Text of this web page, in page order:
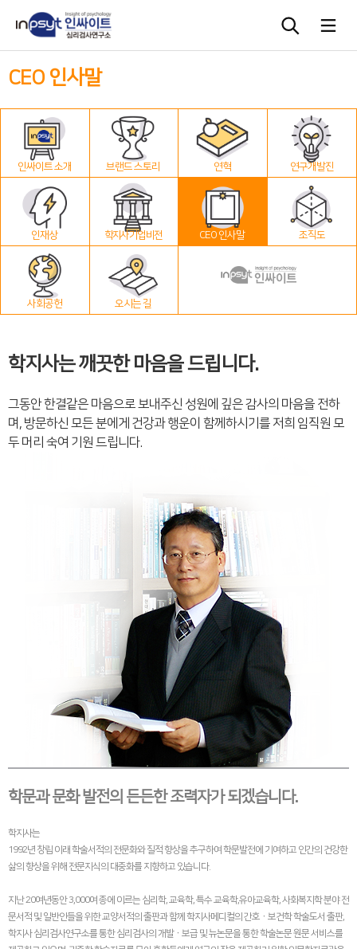
심리검사
상담도구
교육 워크숍
단체검사
CEO 인사말
인싸이트 소개 브랜드 스토리 연혁 연구개발진
인재상 학지사 기업 비전 CEO 인사말 조직도
사회공헌 오시는 길
학지사는 깨끗한 마음을 드립니다.
그동안 한결같은 마음으로 보내주신 성원에 깊은 감사의 마음을 전하
며, 방문하신 모든 분에게 건강과 행운이 함께하시기를 저희 임직원 모
두 머리 숙여 기원 드립니다.
학문과 문화 발전의 든든한 조력자가 되겠습니다.
학지사는
1992년 창립 이래 학술서적의 전문화와 질적 향상을 추구하여 학문발전에 기여하고 인간의 건강한
삶의 향상을 위해 전문지식의 대중화를 지향하고 있습니다.
지난 20여년동안 3,000여 종에 이르는 심리학, 교육학, 특수 교육학,유아교육학, 사회복지학 분야 전
문서적 및 일반인들을 위한 교양서적의 출판과 함께 학지사메디컬의 간호ㆍ보건학 학술도서 출판,
학지사 심리검사연구소를 통한 심리검사의 개발ㆍ보급 및 뉴논문을 통한 학술논문 원문 서비스를